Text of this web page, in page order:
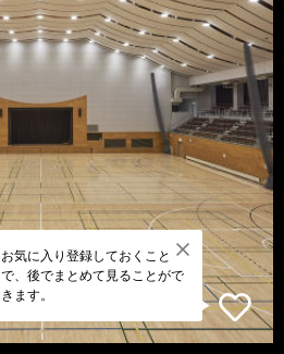
お気に入り登録しておくこと
で、後でまとめて見ることがで
きます。